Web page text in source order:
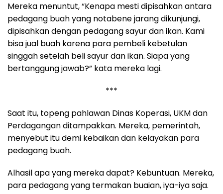
Mereka menuntut, “Kenapa mesti dipisahkan antara
pedagang buah yang notabene jarang dikunjungi,
dipisahkan dengan pedagang sayur dan ikan. Kami
bisa jual buah karena para pembeli kebetulan
singgah setelah beli sayur dan ikan. Siapa yang
bertanggung jawab?” kata mereka lagi.
***
Saat itu, topeng pahlawan Dinas Koperasi, UKM dan
Perdagangan ditampakkan. Mereka, pemerintah,
menyebut itu demi kebaikan dan kelayakan para
pedagang buah.
Alhasil apa yang mereka dapat? Kebuntuan. Mereka,
para pedagang yang termakan buaian, iya-iya saja.